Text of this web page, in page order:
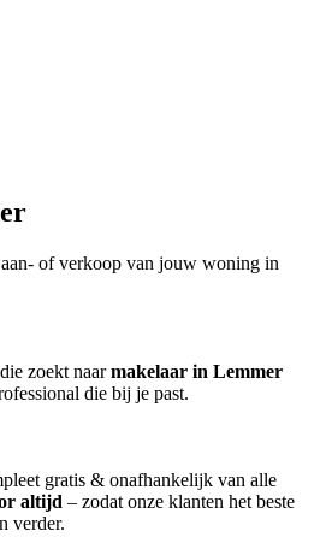
of verkoop van jouw woning in
zoekt naarmakelaar in Lemmer
die bij je past.
gratis & onafhankelijk van alle
altijd – zodat onze klanten het beste
verder.